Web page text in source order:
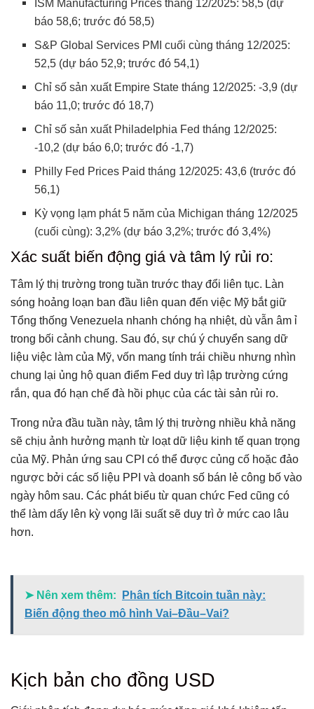
ISM Manufacturing Prices tháng 12/2025: 58,5 (dự
báo 58,6; trước đó 58,5)
S&P Global Services PMI cuối cùng tháng 12/2025:
52,5 (dự báo 52,9; trước đó 54,1)
Chỉ số sản xuất Empire State tháng 12/2025: -3,9 (dự
báo 11,0; trước đó 18,7)
Chỉ số sản xuất Philadelphia Fed tháng 12/2025:
-10,2 (dự báo 6,0; trước đó -1,7)
Philly Fed Prices Paid tháng 12/2025: 43,6 (trước đó
56,1)
Kỳ vọng lạm phát 5 năm của Michigan tháng 12/2025
(cuối cùng): 3,2% (dự báo 3,2%; trước đó 3,4%)
Xác suất biến động giá và tâm lý rủi ro:
Tâm lý thị trường trong tuần trước thay đổi liên tục. Làn
sóng hoảng loạn ban đầu liên quan đến việc Mỹ bắt giữ
Tổng thống Venezuela nhanh chóng hạ nhiệt, dù vẫn âm ỉ
trong bối cảnh chung. Sau đó, sự chú ý chuyển sang dữ
liệu việc làm của Mỹ, vốn mang tính trái chiều nhưng nhìn
chung lại ủng hộ quan điểm Fed duy trì lập trường cứng
rắn, qua đó hạn chế đà hồi phục của các tài sản rủi ro.
Trong nửa đầu tuần này, tâm lý thị trường nhiều khả năng
sẽ chịu ảnh hưởng mạnh từ loạt dữ liệu kinh tế quan trọng
của Mỹ. Phản ứng sau CPI có thể được củng cố hoặc đảo
ngược bởi các số liệu PPI và doanh số bán lẻ công bố vào
ngày hôm sau. Các phát biểu từ quan chức Fed cũng có
thể làm dấy lên kỳ vọng lãi suất sẽ duy trì ở mức cao lâu
hơn.
➤ Nên xem thêm:
Phân tích Bitcoin tuần này:
Biến động theo mô hình Vai–Đầu–Vai?
Kịch bản cho đồng USD